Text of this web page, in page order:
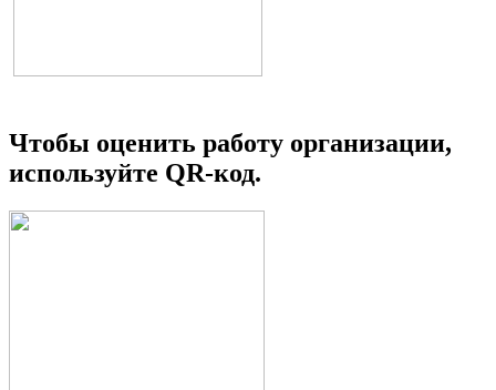
Чтобы оценить работу организации,
используйте QR-код.